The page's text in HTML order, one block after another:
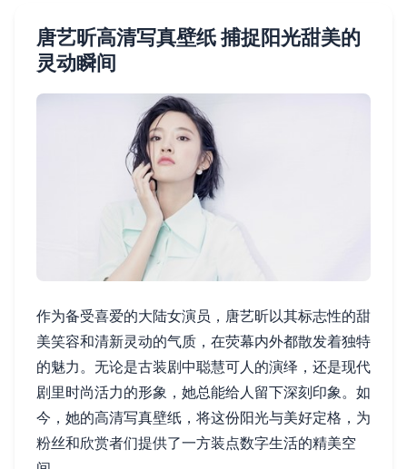
唐艺昕高清写真壁纸 捕捉阳光甜美的
灵动瞬间
作为备受喜爱的大陆女演员，唐艺昕以其标志性的甜
美笑容和清新灵动的气质，在荧幕内外都散发着独特
的魅力。无论是古装剧中聪慧可人的演绎，还是现代
剧里时尚活力的形象，她总能给人留下深刻印象。如
今，她的高清写真壁纸，将这份阳光与美好定格，为
粉丝和欣赏者们提供了一方装点数字生活的精美空